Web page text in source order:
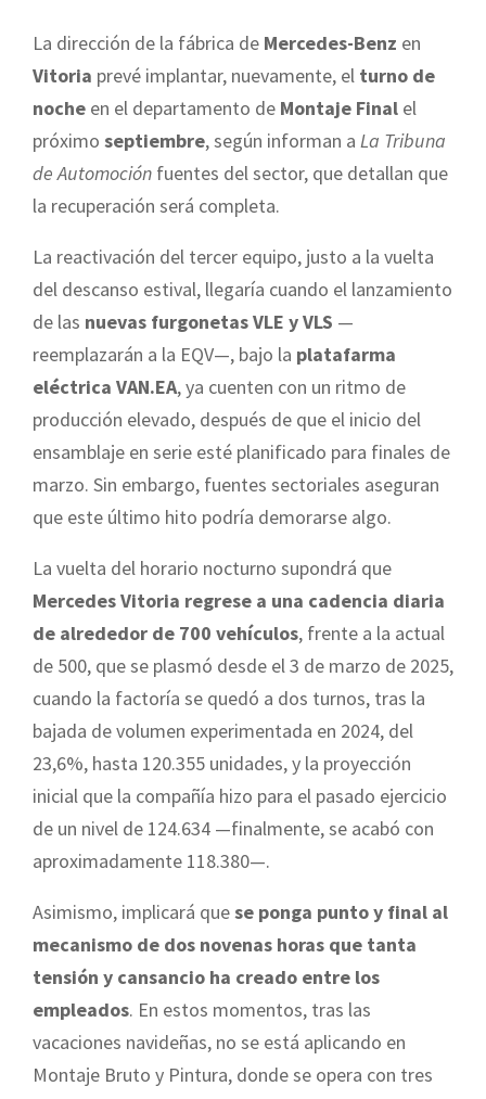
La dirección de la fábrica de Mercedes-Benz en
Vitoria prevé implantar, nuevamente, el turno de
noche en el departamento de Montaje Final el
próximo septiembre, según informan a La Tribuna
de Automoción fuentes del sector, que detallan que
la recuperación será completa.
La reactivación del tercer equipo, justo a la vuelta
del descanso estival, llegaría cuando el lanzamiento
de las nuevas furgonetas VLE y VLS —
reemplazarán a la EQV—, bajo la platafarma
eléctrica VAN.EA, ya cuenten con un ritmo de
producción elevado, después de que el inicio del
ensamblaje en serie esté planificado para finales de
marzo. Sin embargo, fuentes sectoriales aseguran
que este último hito podría demorarse algo.
La vuelta del horario nocturno supondrá que
Mercedes Vitoria regrese a una cadencia diaria
de alrededor de 700 vehículos, frente a la actual
de 500, que se plasmó desde el 3 de marzo de 2025,
cuando la factoría se quedó a dos turnos, tras la
bajada de volumen experimentada en 2024, del
23,6%, hasta 120.355 unidades, y la proyección
inicial que la compañía hizo para el pasado ejercicio
de un nivel de 124.634 —finalmente, se acabó con
aproximadamente 118.380—.
Asimismo, implicará quese ponga punto y final al
mecanismo de dos novenas horas que tanta
tensión y cansancio ha creado entre los
empleados. En estos momentos, tras las
vacaciones navideñas, no se está aplicando en
Montaje Bruto y Pintura, donde se opera con tres